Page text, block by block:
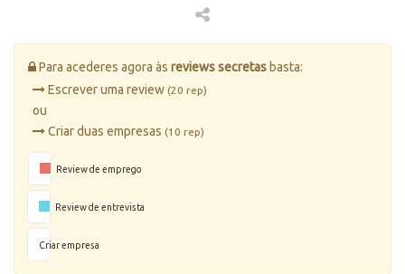
Para acederes agora às reviews secretas basta:
Escrever uma review (20 rep)
ou
Criar duas empresas (10 rep)
Review de emprego
Review de entrevista
Criar empresa